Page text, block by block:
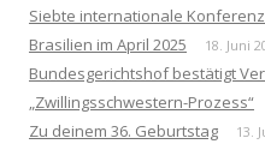
Siebte internationale
Brasilien im April 2025
18. Juni
Bundesgerichtshof bestätigt
„Zwillingsschwestern-Prozess“
Zu deinem 36. Geburtstag 13.